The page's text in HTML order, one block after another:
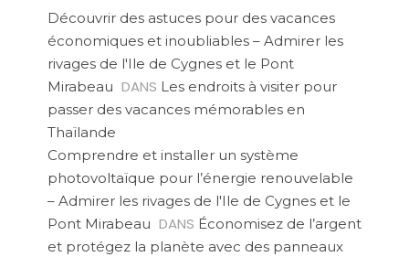
Découvrir des astuces pour des vacances
économiques et inoubliables – Admirer les
rivages de l'Ile de Cygnes et le Pont
Mirabeau DANS Les endroits à visiter pour
passer des vacances mémorables en
Thaïlande
Comprendre et installer un système
photovoltaïque pour l’énergie renouvelable
– Admirer les rivages de l'Ile de Cygnes et le
Pont Mirabeau DANS Économisez de l’argent
et protégez la planète avec des panneaux